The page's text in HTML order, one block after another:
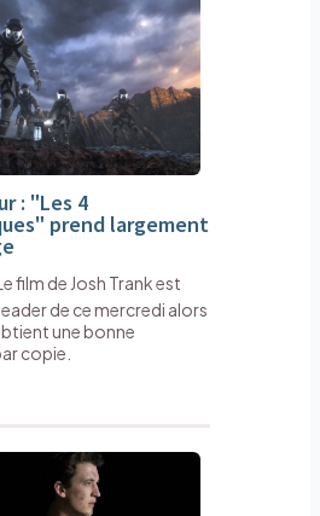
: "Les 4
prend largement
film de Josh Trank est
de ce mercredi alors
une bonne
copie.